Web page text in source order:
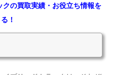
クの買取実績・お役立ち情報を
！